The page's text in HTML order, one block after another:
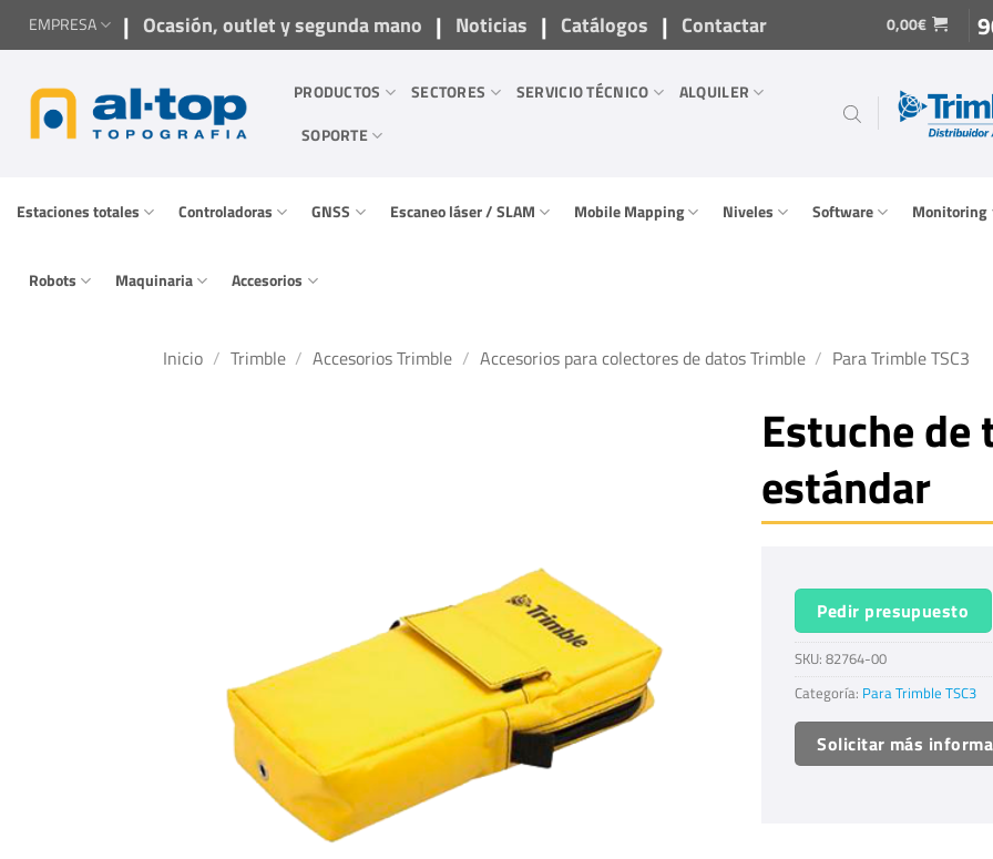
SaltarEMPRESA | Ocasión, outlet y segunda mano | Noticias | Catálogos | Contactar 0,00€
PRODUCTOS SECTORES SERVICIO TÉCNICO
ALQUILER
SOPORTE
Estaciones totales Controladoras GNSS Escaneo láser / SLAM Mobile Mapping Niveles Software Monitoring
Robots Maquinaria Accesorios
Inicio / Trimble / Accesorios Trimble / Accesorios para colectores de datos Trimble / Para Trimble TSC3
Estuche
estándar
Pedir presupuesto
SKU: 82764-00
Categoría: Para Trimble TSC3
Solicitar más